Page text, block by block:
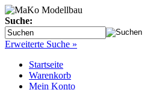
Suche:
Erweiterte Suche »
Startseite
Warenkorb
Mein Konto